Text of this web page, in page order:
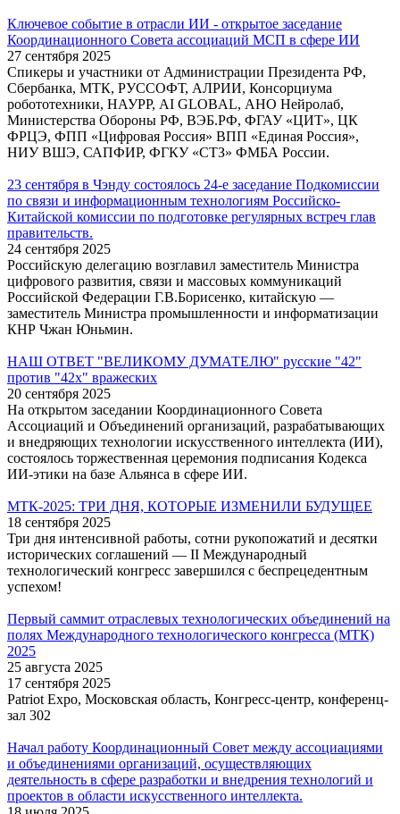
Ключевое событие в отрасли ИИ - открытое заседание
Координационного Совета ассоциаций МСП в сфере ИИ
27 сентября 2025
Спикеры и участники от Администрации Президента РФ,
Сбербанка, МТК, РУССОФТ, АЛРИИ, Консорциума
робототехники, НАУРР, AI GLOBAL, АНО Нейролаб,
Министерства Обороны РФ, ВЭБ.РФ, ФГАУ «ЦИТ», ЦК
ФРЦЭ, ФПП «Цифровая Россия» ВПП «Единая Россия»,
НИУ ВШЭ, САПФИР, ФГКУ «СТЗ» ФМБА России.
23 сентября в Чэнду состоялось 24-е заседание Подкомиссии
по связи и информационным технологиям Российско-
Китайской комиссии по подготовке регулярных встреч глав
правительств.
24 сентября 2025
Российскую делегацию возглавил заместитель Министра
цифрового развития, связи и массовых коммуникаций
Российской Федерации Г.В.Борисенко, китайскую —
заместитель Министра промышленности и информатизации
КНР Чжан Юньмин.
НАШ ОТВЕТ "ВЕЛИКОМУ ДУМАТЕЛЮ" русские "42"
против "42х" вражеских
20 сентября 2025
На открытом заседании Координационного Совета
Ассоциаций и Объединений организаций, разрабатывающих
и внедряющих технологии искусственного интеллекта (ИИ),
состоялось торжественная церемония подписания Кодекса
ИИ-этики на базе Альянса в сфере ИИ.
МТК-2025: ТРИ ДНЯ, КОТОРЫЕ ИЗМЕНИЛИ БУДУЩЕЕ
18 сентября 2025
Три дня интенсивной работы, сотни рукопожатий и десятки
исторических соглашений — II Международный
технологический конгресс завершился с беспрецедентным
успехом!
Первый саммит отраслевых технологических объединений на
полях Международного технологического конгресса (МТК)
2025
25 августа 2025
17 сентября 2025
Patriot Expo, Московская область, Конгресс-центр, конференц-
зал 302
Начал работу Координационный Совет между ассоциациями
и объединениями организаций, осуществляющих
деятельность в сфере разработки и внедрения технологий и
проектов в области искусственного интеллекта.